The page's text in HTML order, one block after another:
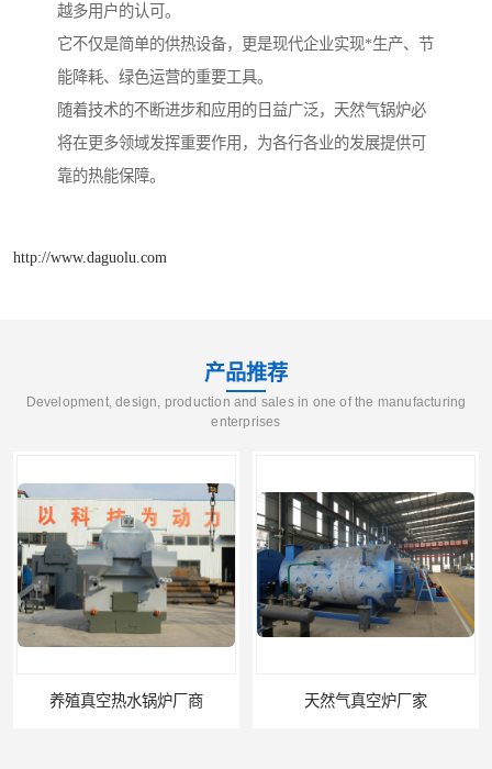
越多用户的认可。
它不仅是简单的供热设备，更是现代企业实现*生产、节
能降耗、绿色运营的重要工具。
随着技术的不断进步和应用的日益广泛，天然气锅炉必
将在更多领域发挥重要作用，为各行各业的发展提供可
靠的热能保障。
http://www.daguolu.com
产品推荐
Development, design, production and sales in one of the manufacturing
enterprises
天然气真空炉厂家 湿背式真空热水锅炉厂商